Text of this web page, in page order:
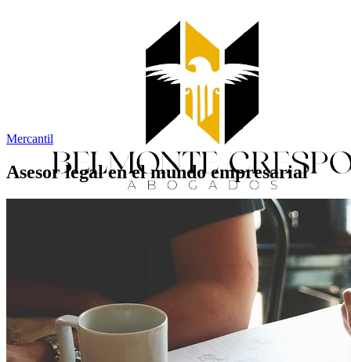
Servicios
Mercantil
Asesor legal en el mundo empresarial